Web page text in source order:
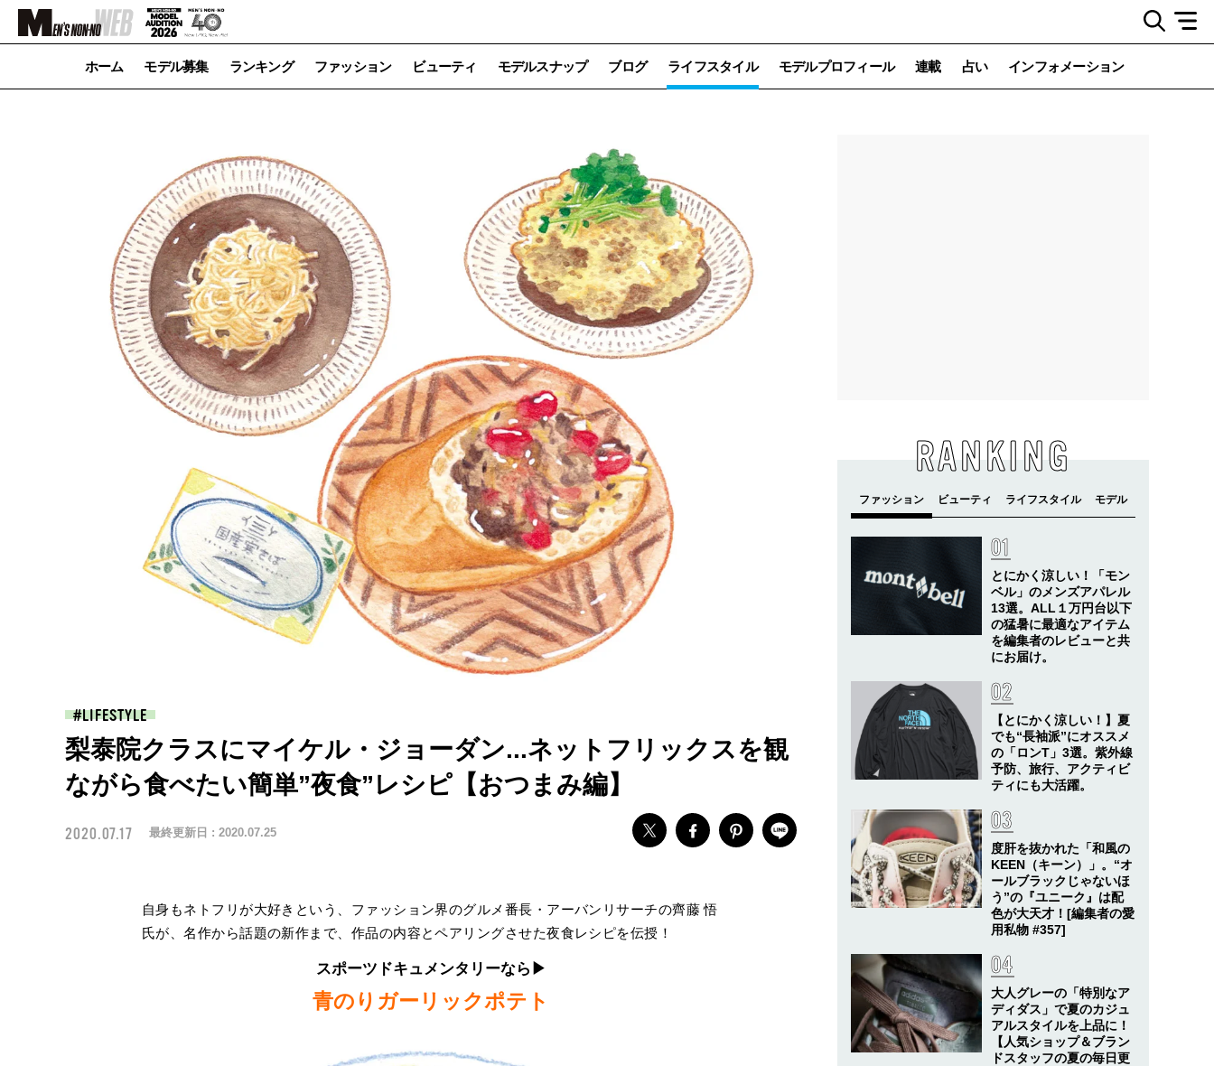
ホーム モデル募集 ランキング ファッション ビューティ モデルスナップ ブログ ライフスタイル モデルプロフィール 連載 占い インフォメーション
LIFESTYLE
梨泰院クラスにマイケル・ジョーダン...ネットフリックスを観
ながら食べたい簡単”夜食”レシピ【おつまみ編】
2020.07.17 最終更新日 : 2020.07.25
自身もネトフリが大好きという、ファッション界のグルメ番長・アーバンリサーチの齊藤 悟
氏が、名作から話題の新作まで、作品の内容とペアリングさせた夜食レシピを伝授！
スポーツドキュメンタリーなら ▶︎
青のりガーリックポテト
RANKING
とにかく涼しい！「モン
ベル」のメンズアパレル
13選。ALL１万円台以下
の猛暑に最適なアイテム
を編集者のレビューと共
にお届け。
【とにかく涼しい！】夏
でも“長袖派”にオススメ
の「ロンT」3選。紫外線
予防、旅行、アクティビ
ティにも大活躍。
度肝を抜かれた「和風の
KEEN（キーン）」。“オ
ールブラックじゃないほ
う”の『ユニーク』は配
色が大天才！[編集者の愛
用私物 #357]
大人グレーの「特別なア
ディダス」で夏のカジュ
アルスタイルを上品に！
【人気ショップ＆ブラン
ドスタッフの夏の毎日更